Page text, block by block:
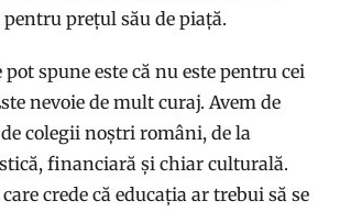
prețul său de piață.
pot spune este că nu este pentru cei
nevoie de mult curaj. Avem de
colegii noștri români, de la
financiară și chiar culturală.
crede că educația ar trebui să se